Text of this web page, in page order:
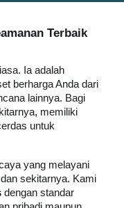
Terbaik
Ia adalah
berharga Anda dari
lainnya. Bagi
memiliki
untuk
yang melayani
dan sekitarnya. Kami
dengan standar